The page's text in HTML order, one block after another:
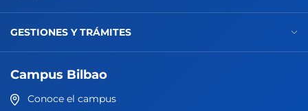
GESTIONES Y TRÁMITES
Campus Bilbao
Conoce el campus